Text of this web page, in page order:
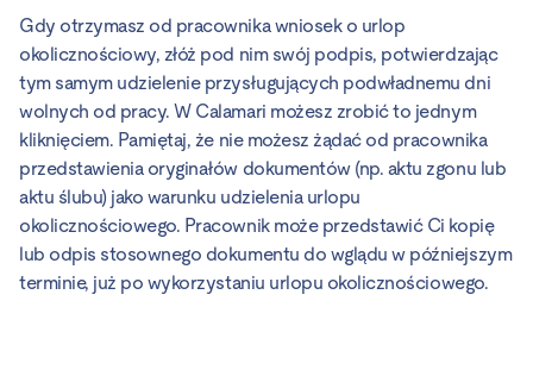
Gdy otrzymasz od pracownika wniosek o urlop
okolicznościowy, złóż pod nim swój podpis, potwierdzając
tym samym udzielenie przysługujących podwładnemu dni
wolnych od pracy. W Calamari możesz zrobić to jednym
kliknięciem. Pamiętaj, że nie możesz żądać od pracownika
przedstawienia oryginałów dokumentów (np. aktu zgonu lub
aktu ślubu) jako warunku udzielenia urlopu
okolicznościowego. Pracownik może przedstawić Ci kopię
lub odpis stosownego dokumentu do wglądu w późniejszym
terminie, już po wykorzystaniu urlopu okolicznościowego.